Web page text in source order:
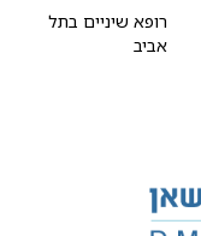
רופא שיניים בתל
אביב